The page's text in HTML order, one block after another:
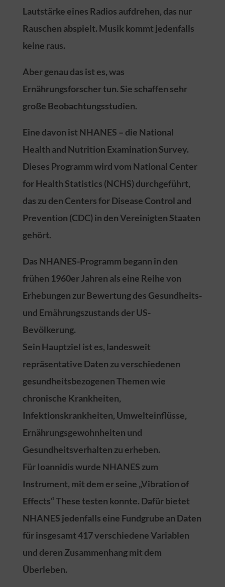
Lautstärke eines Radios aufdrehen, das nur
Rauschen abspielt. Musik kommt jedenfalls
keine raus.
Aber genau das ist es, was
Ernährungsforscher tun. Sie schaffen sehr
große Beobachtungsstudien.
Eine davon ist NHANES – die National
Health and Nutrition Examination Survey.
Dieses Programm wird vom National Center
for Health Statistics (NCHS) durchgeführt,
das zu den Centers for Disease Control and
Prevention (CDC) in den Vereinigten Staaten
gehört.
Das NHANES-Programm begann in den
frühen 1960er Jahren als eine Reihe von
Erhebungen zur Bewertung des Gesundheits-
und Ernährungszustands der US-
Bevölkerung.
Sein Hauptziel ist es, landesweit
repräsentative Daten zu verschiedenen
gesundheitsbezogenen Themen wie
chronische Krankheiten,
Infektionskrankheiten, Umwelteinflüsse,
Ernährungsgewohnheiten und
Gesundheitsverhalten zu erheben.
Für Ioannidis wurde NHANES zum
Instrument, mit dem er seine „Vibration of
Effects“ These testen konnte. Dafür bietet
NHANES jedenfalls eine Fundgrube an Daten
für insgesamt 417 verschiedene Variablen
und deren Zusammenhang mit dem
Überleben.